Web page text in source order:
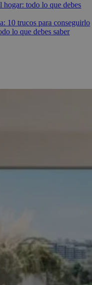
todo lo que debes
10 trucos para conseguirlo
lo que debes saber